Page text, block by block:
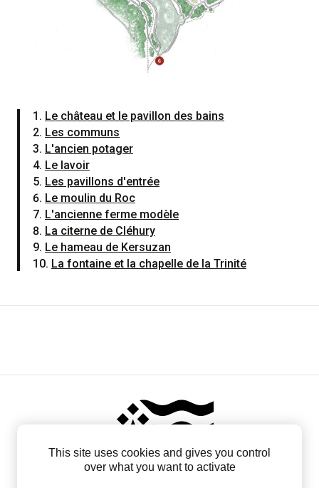
Le château et le pavillon des bains
Les communs
L'ancien potager
Le lavoir
Les pavillons d'entrée
Le moulin du Roc
L'ancienne ferme modèle
La citerne de Cléhury
Le hameau de Kersuzan
La fontaine et la chapelle de la Trinité
This site uses cookies and gives you control
over what you want to activate